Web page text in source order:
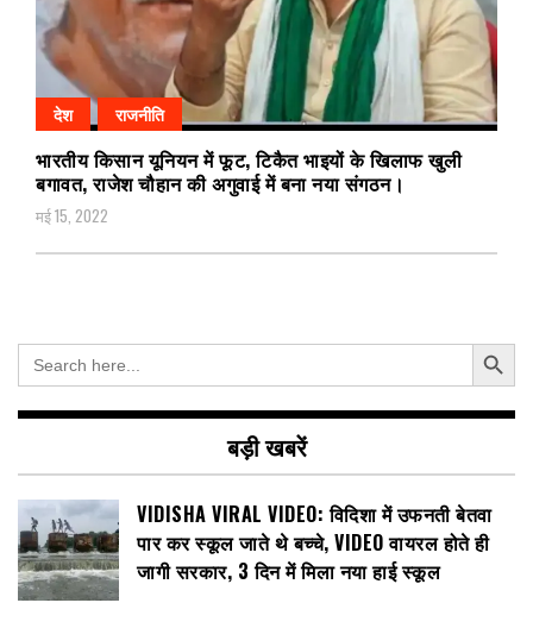
देश राजनीति
भारतीय किसान यूनियन में फूट, टिकैत भाइयों के खिलाफ खुली
बगावत, राजेश चौहान की अगुवाई में बना नया संगठन।
मई 15, 2022
Search
for:
Search Button
बड़ी खबरें
VIDISHA VIRAL VIDEO: विदिशा में उफनती बेतवा
पार कर स्कूल जाते थे बच्चे, VIDEO वायरल होते ही
जागी सरकार, 3 दिन में मिला नया हाई स्कूल